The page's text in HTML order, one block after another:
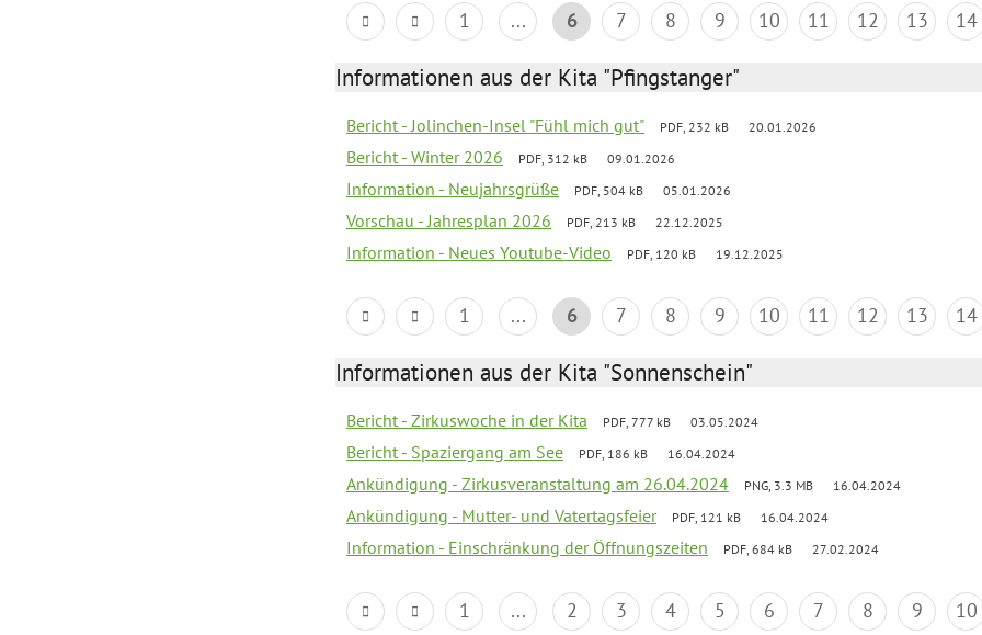
1 ... 6 7 8 9 10 11 12 13 14
Informationen aus der Kita "Pfingstanger"
Bericht - Jolinchen-Insel "Fühl mich gut" PDF, 232 kB 20.01.2026
Bericht - Winter 2026 PDF, 312 kB 09.01.2026
Information - Neujahrsgrüße PDF, 504 kB 05.01.2026
Vorschau - Jahresplan 2026 PDF, 213 kB 22.12.2025
Information - Neues Youtube-Video PDF, 120 kB 19.12.2025
1 ... 6 7 8 9 10 11 12 13 14
Informationen aus der Kita "Sonnenschein"
Bericht - Zirkuswoche in der Kita PDF, 777 kB 03.05.2024
Bericht - Spaziergang am See PDF, 186 kB 16.04.2024
Ankündigung - Zirkusveranstaltung am 26.04.2024 PNG, 3.3 MB 16.04.2024
Ankündigung - Mutter- und Vatertagsfeier PDF, 121 kB 16.04.2024
Information - Einschränkung der Öffnungszeiten PDF, 684 kB 27.02.2024
1 ... 2 3 4 5 6 7 8 9 10